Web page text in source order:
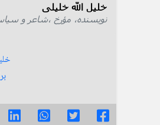
خلیل الله خلیلی
نویسنده، مؤرخ ،شاعر و